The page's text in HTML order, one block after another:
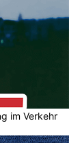
im Verkehr